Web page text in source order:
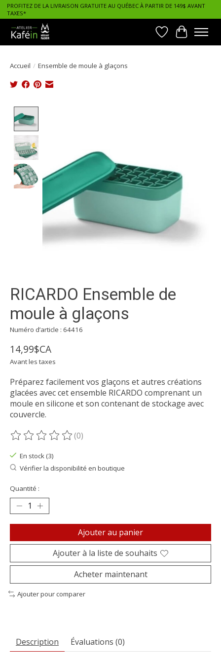
PROFITEZ DE LA LIVRAISON GRATUITE AU QUÉBEC À PARTIR DE 149$ AVANT
TAXES*
Liste dePanier
Accueil / Ensemble de moule à glaçons
RICARDO Ensemble de
moule à glaçons
Numéro d’article : 64416
14,99$CA
Avant les taxes
Préparez facilement vos glaçons et autres créations
glacées avec cet ensemble RICARDO comprenant un
moule en silicone et son contenant de stockage avec
couvercle.
Ce produit est évalué à
(0)
En stock (3)
Vérifier la disponibilité en boutique
Quantité :
Ajouter au panier
Ajouter à la liste de souhaits
Acheter maintenant
Ajouter pour comparer
Description Évaluations (0)